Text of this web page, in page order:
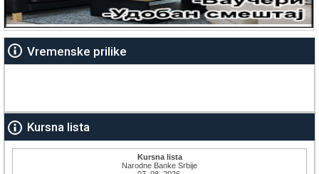
Vremenske prilike
Kursna lista